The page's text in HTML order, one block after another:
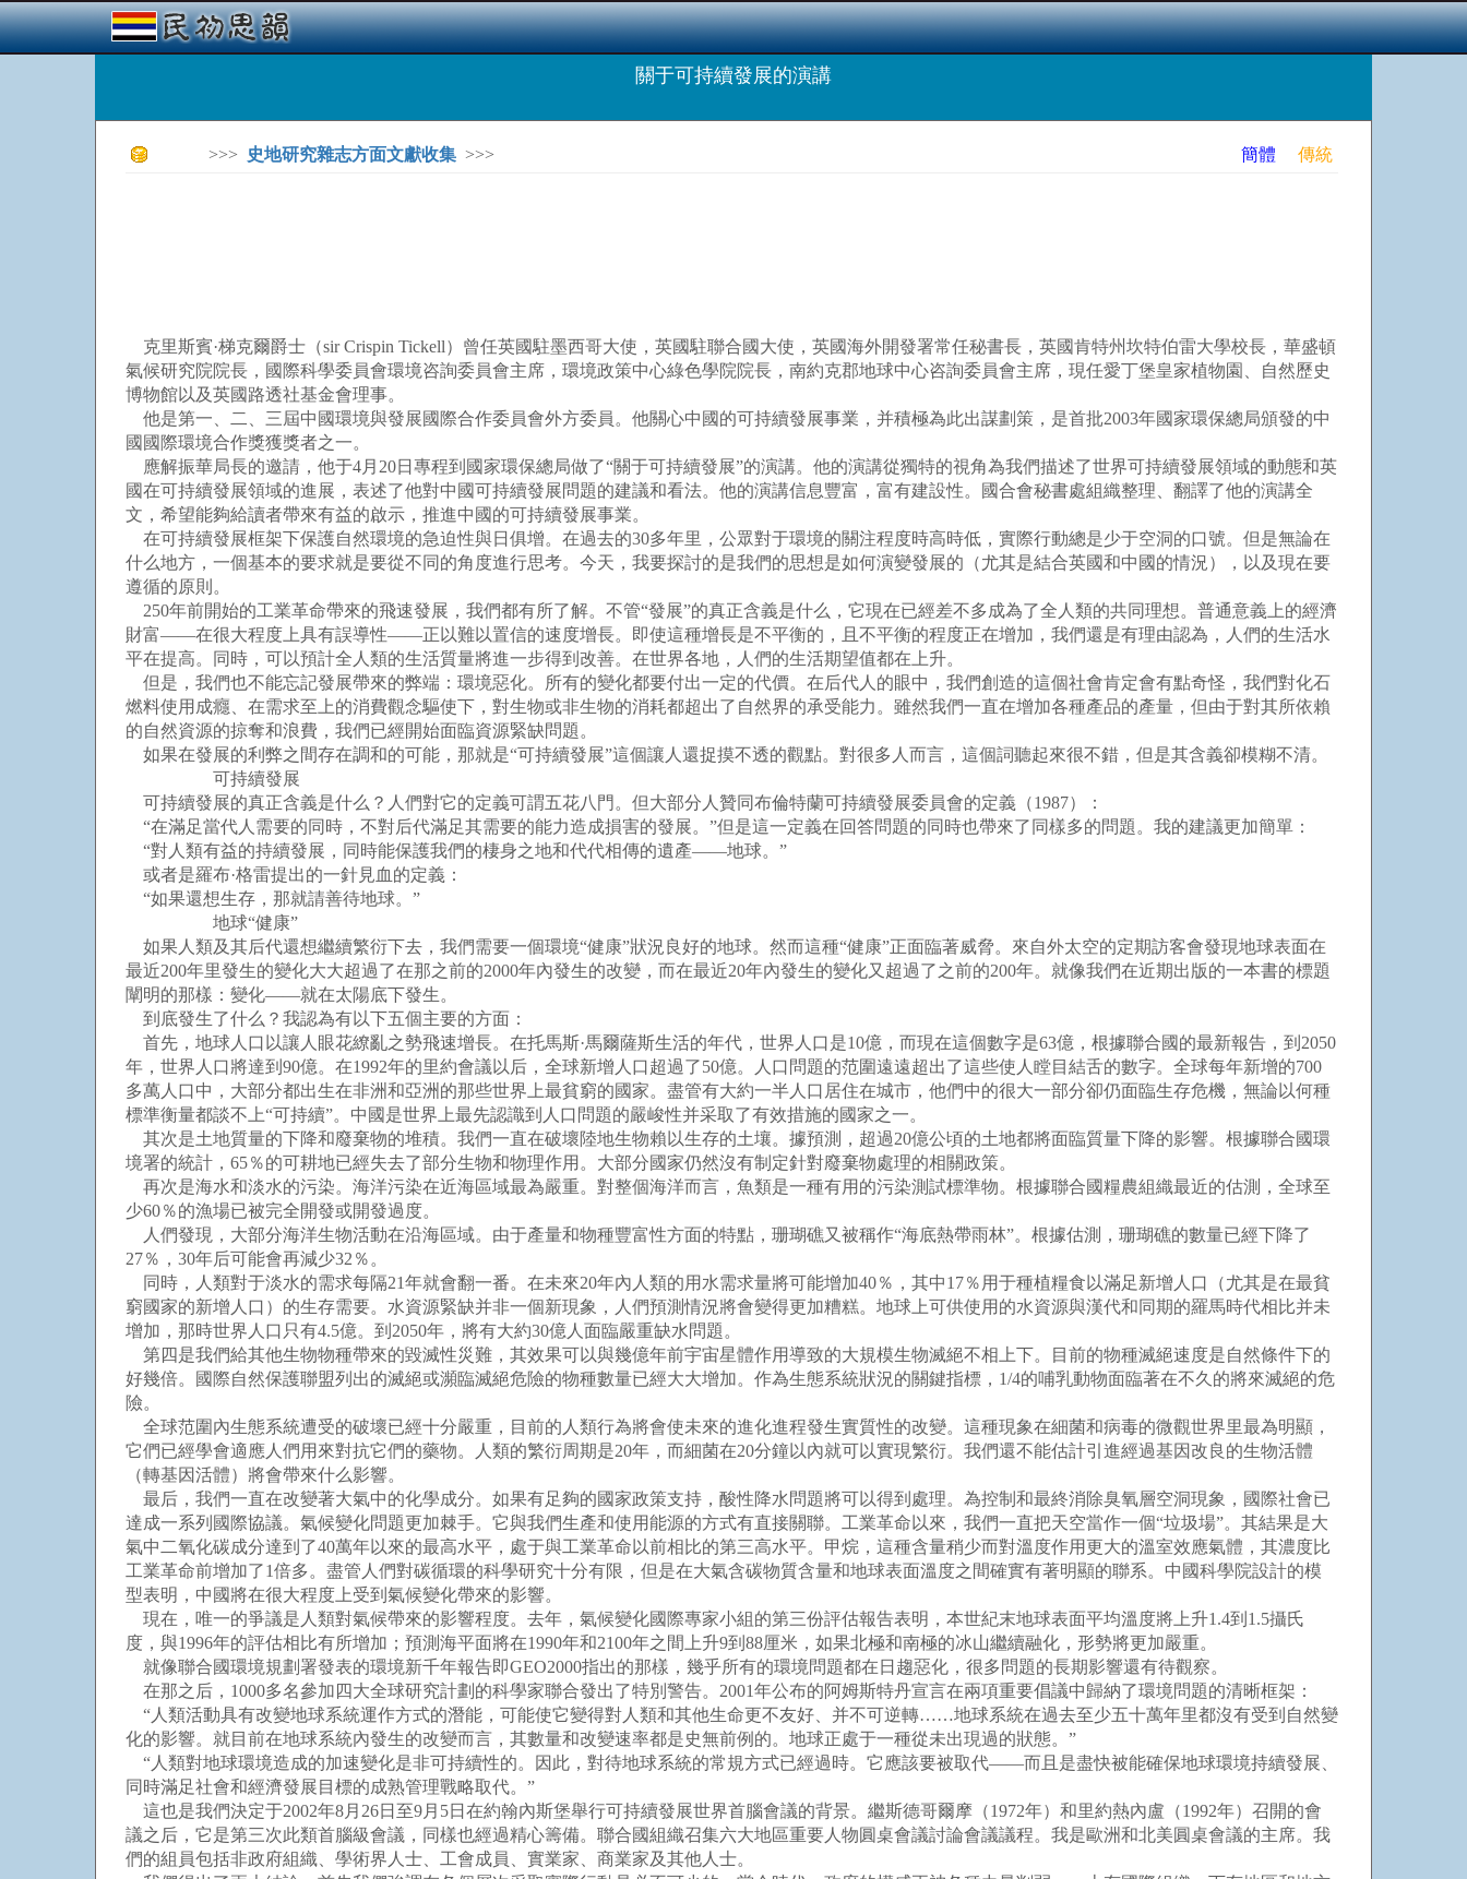
關于可持續發展的演講
>>> 史地研究雜志方面文獻收集 >>> 簡體 傳統
克里斯賓·梯克爾爵士（sir Crispin Tickell）曾任英國駐墨西哥大使，英國駐聯合國大使，英國海外開發署常任秘書長，英國肯特州坎特伯雷大學校長，華盛頓
氣候研究院院長，國際科學委員會環境咨詢委員會主席，環境政策中心綠色學院院長，南約克郡地球中心咨詢委員會主席，現任愛丁堡皇家植物園、自然歷史
博物館以及英國路透社基金會理事。
他是第一、二、三屆中國環境與發展國際合作委員會外方委員。他關心中國的可持續發展事業，并積極為此出謀劃策，是首批2003年國家環保總局頒發的中
國國際環境合作獎獲獎者之一。
應解振華局長的邀請，他于4月20日專程到國家環保總局做了“關于可持續發展”的演講。他的演講從獨特的視角為我們描述了世界可持續發展領域的動態和英
國在可持續發展領域的進展，表述了他對中國可持續發展問題的建議和看法。他的演講信息豐富，富有建設性。國合會秘書處組織整理、翻譯了他的演講全
文，希望能夠給讀者帶來有益的啟示，推進中國的可持續發展事業。
在可持續發展框架下保護自然環境的急迫性與日俱增。在過去的30多年里，公眾對于環境的關注程度時高時低，實際行動總是少于空洞的口號。但是無論在
什么地方，一個基本的要求就是要從不同的角度進行思考。今天，我要探討的是我們的思想是如何演變發展的（尤其是結合英國和中國的情況），以及現在要
遵循的原則。
250年前開始的工業革命帶來的飛速發展，我們都有所了解。不管“發展”的真正含義是什么，它現在已經差不多成為了全人類的共同理想。普通意義上的經濟
財富——在很大程度上具有誤導性——正以難以置信的速度增長。即使這種增長是不平衡的，且不平衡的程度正在增加，我們還是有理由認為，人們的生活水
平在提高。同時，可以預計全人類的生活質量將進一步得到改善。在世界各地，人們的生活期望值都在上升。
但是，我們也不能忘記發展帶來的弊端：環境惡化。所有的變化都要付出一定的代價。在后代人的眼中，我們創造的這個社會肯定會有點奇怪，我們對化石
燃料使用成癮、在需求至上的消費觀念驅使下，對生物或非生物的消耗都超出了自然界的承受能力。雖然我們一直在增加各種產品的產量，但由于對其所依賴
的自然資源的掠奪和浪費，我們已經開始面臨資源緊缺問題。
如果在發展的利弊之間存在調和的可能，那就是“可持續發展”這個讓人還捉摸不透的觀點。對很多人而言，這個詞聽起來很不錯，但是其含義卻模糊不清。
可持續發展
可持續發展的真正含義是什么？人們對它的定義可謂五花八門。但大部分人贊同布倫特蘭可持續發展委員會的定義（1987）：
“在滿足當代人需要的同時，不對后代滿足其需要的能力造成損害的發展。”但是這一定義在回答問題的同時也帶來了同樣多的問題。我的建議更加簡單：
“對人類有益的持續發展，同時能保護我們的棲身之地和代代相傳的遺產——地球。”
或者是羅布·格雷提出的一針見血的定義：
“如果還想生存，那就請善待地球。”
地球“健康”
如果人類及其后代還想繼續繁衍下去，我們需要一個環境“健康”狀況良好的地球。然而這種“健康”正面臨著威脅。來自外太空的定期訪客會發現地球表面在
最近200年里發生的變化大大超過了在那之前的2000年內發生的改變，而在最近20年內發生的變化又超過了之前的200年。就像我們在近期出版的一本書的標題
闡明的那樣：變化——就在太陽底下發生。
到底發生了什么？我認為有以下五個主要的方面：
首先，地球人口以讓人眼花繚亂之勢飛速增長。在托馬斯·馬爾薩斯生活的年代，世界人口是10億，而現在這個數字是63億，根據聯合國的最新報告，到2050
年，世界人口將達到90億。在1992年的里約會議以后，全球新增人口超過了50億。人口問題的范圍遠遠超出了這些使人瞠目結舌的數字。全球每年新增的700
多萬人口中，大部分都出生在非洲和亞洲的那些世界上最貧窮的國家。盡管有大約一半人口居住在城市，他們中的很大一部分卻仍面臨生存危機，無論以何種
標準衡量都談不上“可持續”。中國是世界上最先認識到人口問題的嚴峻性并采取了有效措施的國家之一。
其次是土地質量的下降和廢棄物的堆積。我們一直在破壞陸地生物賴以生存的土壤。據預測，超過20億公頃的土地都將面臨質量下降的影響。根據聯合國環
境署的統計，65％的可耕地已經失去了部分生物和物理作用。大部分國家仍然沒有制定針對廢棄物處理的相關政策。
再次是海水和淡水的污染。海洋污染在近海區域最為嚴重。對整個海洋而言，魚類是一種有用的污染測試標準物。根據聯合國糧農組織最近的估測，全球至
少60％的漁場已被完全開發或開發過度。
人們發現，大部分海洋生物活動在沿海區域。由于產量和物種豐富性方面的特點，珊瑚礁又被稱作“海底熱帶雨林”。根據估測，珊瑚礁的數量已經下降了
27％，30年后可能會再減少32％。
同時，人類對于淡水的需求每隔21年就會翻一番。在未來20年內人類的用水需求量將可能增加40％，其中17％用于種植糧食以滿足新增人口（尤其是在最貧
窮國家的新增人口）的生存需要。水資源緊缺并非一個新現象，人們預測情況將會變得更加糟糕。地球上可供使用的水資源與漢代和同期的羅馬時代相比并未
增加，那時世界人口只有4.5億。到2050年，將有大約30億人面臨嚴重缺水問題。
第四是我們給其他生物物種帶來的毀滅性災難，其效果可以與幾億年前宇宙星體作用導致的大規模生物滅絕不相上下。目前的物種滅絕速度是自然條件下的
好幾倍。國際自然保護聯盟列出的滅絕或瀕臨滅絕危險的物種數量已經大大增加。作為生態系統狀況的關鍵指標，1/4的哺乳動物面臨著在不久的將來滅絕的危
險。
全球范圍內生態系統遭受的破壞已經十分嚴重，目前的人類行為將會使未來的進化進程發生實質性的改變。這種現象在細菌和病毒的微觀世界里最為明顯，
它們已經學會適應人們用來對抗它們的藥物。人類的繁衍周期是20年，而細菌在20分鐘以內就可以實現繁衍。我們還不能估計引進經過基因改良的生物活體
（轉基因活體）將會帶來什么影響。
最后，我們一直在改變著大氣中的化學成分。如果有足夠的國家政策支持，酸性降水問題將可以得到處理。為控制和最終消除臭氧層空洞現象，國際社會已
達成一系列國際協議。氣候變化問題更加棘手。它與我們生產和使用能源的方式有直接關聯。工業革命以來，我們一直把天空當作一個“垃圾場”。其結果是大
氣中二氧化碳成分達到了40萬年以來的最高水平，處于與工業革命以前相比的第三高水平。甲烷，這種含量稍少而對溫度作用更大的溫室效應氣體，其濃度比
工業革命前增加了1倍多。盡管人們對碳循環的科學研究十分有限，但是在大氣含碳物質含量和地球表面溫度之間確實有著明顯的聯系。中國科學院設計的模
型表明，中國將在很大程度上受到氣候變化帶來的影響。
現在，唯一的爭議是人類對氣候帶來的影響程度。去年，氣候變化國際專家小組的第三份評估報告表明，本世紀末地球表面平均溫度將上升1.4到1.5攝氏
度，與1996年的評估相比有所增加；預測海平面將在1990年和2100年之間上升9到88厘米，如果北極和南極的冰山繼續融化，形勢將更加嚴重。
就像聯合國環境規劃署發表的環境新千年報告即GEO2000指出的那樣，幾乎所有的環境問題都在日趨惡化，很多問題的長期影響還有待觀察。
在那之后，1000多名參加四大全球研究計劃的科學家聯合發出了特別警告。2001年公布的阿姆斯特丹宣言在兩項重要倡議中歸納了環境問題的清晰框架：
“人類活動具有改變地球系統運作方式的潛能，可能使它變得對人類和其他生命更不友好、并不可逆轉……地球系統在過去至少五十萬年里都沒有受到自然變
化的影響。就目前在地球系統內發生的改變而言，其數量和改變速率都是史無前例的。地球正處于一種從未出現過的狀態。”
“人類對地球環境造成的加速變化是非可持續性的。因此，對待地球系統的常規方式已經過時。它應該要被取代——而且是盡快被能確保地球環境持續發展、
同時滿足社會和經濟發展目標的成熟管理戰略取代。”
這也是我們決定于2002年8月26日至9月5日在約翰內斯堡舉行可持續發展世界首腦會議的背景。繼斯德哥爾摩（1972年）和里約熱內盧（1992年）召開的會
議之后，它是第三次此類首腦級會議，同樣也經過精心籌備。聯合國組織召集六大地區重要人物圓桌會議討論會議議程。我是歐洲和北美圓桌會議的主席。我
們的組員包括非政府組織、學術界人士、工會成員、實業家、商業家及其他人士。